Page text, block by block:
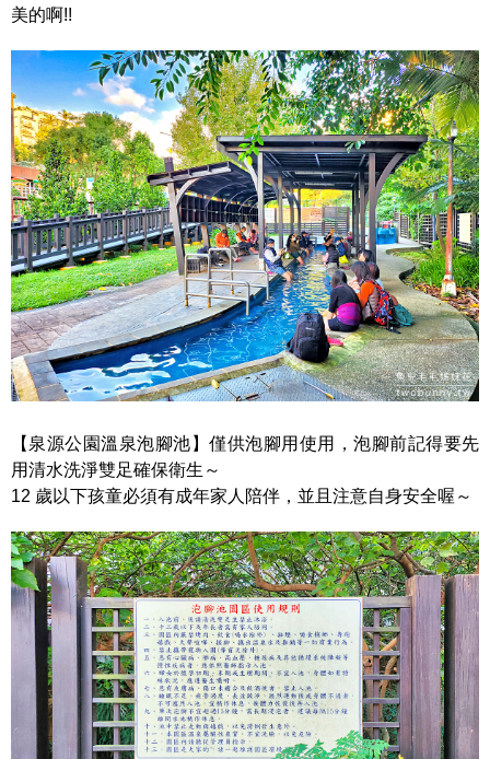
美的啊!!
【泉源公園溫泉泡腳池】僅供泡腳用使用，泡腳前記得要先
用清水洗淨雙足確保衛生～
12 歲以下孩童必須有成年家人陪伴，並且注意自身安全喔～